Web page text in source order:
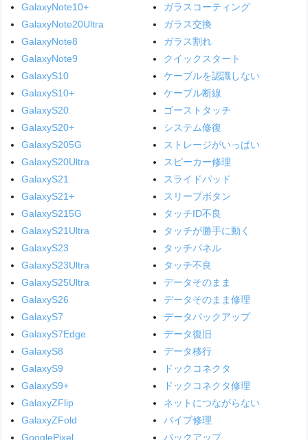
GalaxyNote10+
GalaxyNote20Ultra
GalaxyNote8
GalaxyNote9
GalaxyS10
GalaxyS10+
GalaxyS20
GalaxyS20+
GalaxyS205G
GalaxyS20Ultra
GalaxyS21
GalaxyS21+
GalaxyS215G
GalaxyS21Ultra
GalaxyS23
GalaxyS23Ultra
GalaxyS25Ultra
GalaxyS26
GalaxyS7
GalaxyS7Edge
GalaxyS8
GalaxyS9
GalaxyS9+
GalaxyZFlip
GalaxyZFold
GooglePixel
ガラスコーティング
ガラス交換
ガラス割れ
クイックスタート
ケーブルを認識しない
ケーブル断線
ゴーストタッチ
システム修復
ストレージがいっぱい
スピーカー修理
スライドパッド
スリープボタン
タッチID不良
タッチが勝手に動く
タッチパネル
タッチ不良
データそのまま
データそのまま修理
データバックアップ
データ復旧
データ移行
ドックコネクタ
ドックコネクタ修理
ネットにつながらない
バイブ修理
バックアップ